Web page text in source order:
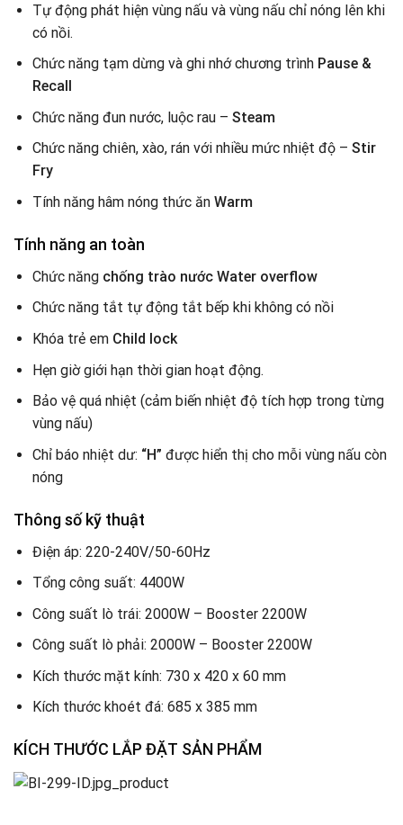
Tự động phát hiện vùng nấu và vùng nấu chỉ nóng lên khi
có nồi.
Chức năng tạm dừng và ghi nhớ chương trình Pause &
Recall
Chức năng đun nước, luộc rau – Steam
Chức năng chiên, xào, rán với nhiều mức nhiệt độ – Stir
Fry
Tính năng hâm nóng thức ăn Warm
Tính năng an toàn
Chức năng chống trào nước Water overflow
Chức năng tắt tự động tắt bếp khi không có nồi
Khóa trẻ em Child lock
Hẹn giờ giới hạn thời gian hoạt động.
Bảo vệ quá nhiệt (cảm biến nhiệt độ tích hợp trong từng
vùng nấu)
Chỉ báo nhiệt dư: “H” được hiển thị cho mỗi vùng nấu còn
nóng
Thông số kỹ thuật
Điện áp: 220-240V/50-60Hz
Tổng công suất: 4400W
Công suất lò trái: 2000W – Booster 2200W
Công suất lò phải: 2000W – Booster 2200W
Kích thước mặt kính: 730 x 420 x 60 mm
Kích thước khoét đá: 685 x 385 mm
KÍCH THƯỚC LẮP ĐẶT SẢN PHẨM